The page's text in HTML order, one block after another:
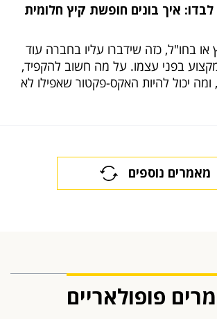
איך בונים חופשת קיץ חלומית
בחו"ל, כזה שידברו עליו בחברה עוד
בפני עצמו. על מה חשוב להקפיד,
יכול להיות האקס-פקטור שאפילו לא
מאמרים נוספים
פופולאריים